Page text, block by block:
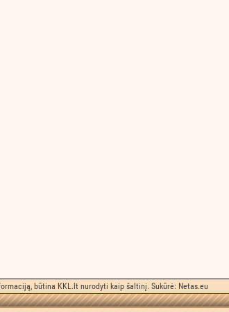
būtina KKL.lt nurodyti kaip šaltinį. Sukūrė: Netas.eu